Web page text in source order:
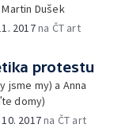
Dušek
2017na ČT art
protestu
jsme my) a Anna
domy)
10. 2017na ČT art